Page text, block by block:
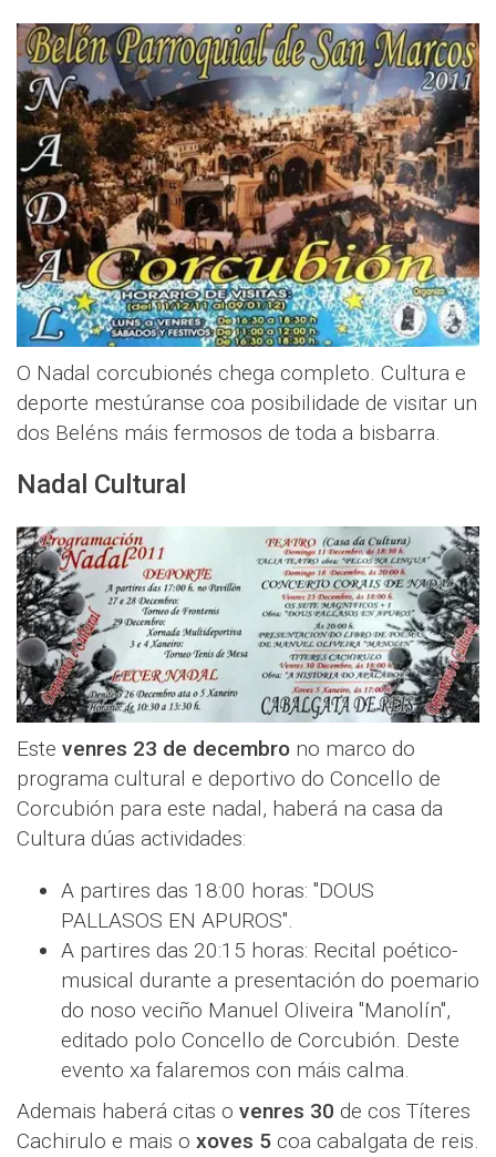
O Nadal corcubionés chega completo. Cultura e
deporte mestúranse coa posibilidade de visitar un
dos Beléns máis fermosos de toda a bisbarra.
Nadal Cultural
Este venres 23 de decembro no marco do
programa cultural e deportivo do Concello de
Corcubión para este nadal, haberá na casa da
Cultura dúas actividades:
A partires das 18:00 horas: "DOUS
PALLASOS EN APUROS".
A partires das 20:15 horas: Recital poético-
musical durante a presentación do poemario
do noso veciño Manuel Oliveira "Manolín",
editado polo Concello de Corcubión. Deste
evento xa falaremos con máis calma.
Ademais haberá citas o venres 30 de cos Títeres
Cachirulo e mais o xoves 5 coa cabalgata de reis.